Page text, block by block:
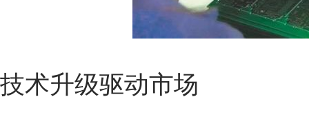
技术升级驱动市场